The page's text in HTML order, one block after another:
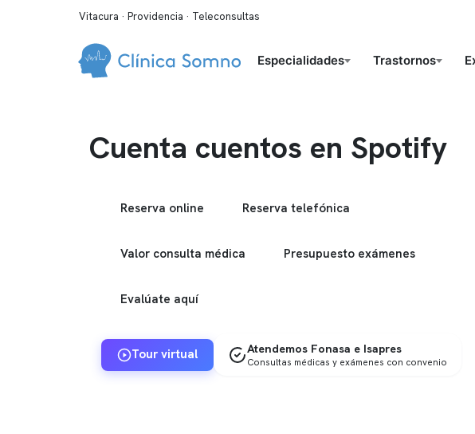
Vitacura · Providencia · Teleconsultas
Especialidades Trastornos
Cuenta cuentos en Spotify
Reserva online Reserva telefónica
Valor consulta médica Presupuesto exámenes
Evalúate aquí
Tour virtual Atendemos Fonasa e Isapres
Consultas médicas y exámenes con convenio